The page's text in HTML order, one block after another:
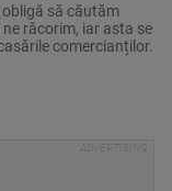
obligă să căutăm
răcorim, iar asta se
comercianților.